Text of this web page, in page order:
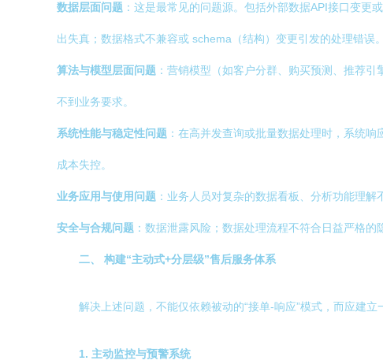
数据层面问题 ：这是最常见的问题源。包括外部数据API接口变
出失真；数据格式不兼容或 schema（结构）变更引发的处理错误。
算法与模型层面问题 ：营销模型（如客户分群、购买预测、推荐
不到业务要求。
系统性能与稳定性问题 ：在高并发查询或批量数据处理时，系统
成本失控。
业务应用与使用问题 ：业务人员对复杂的数据看板、分析功能理
安全与合规问题 ：数据泄露风险；数据处理流程不符合日益严格
二、 构建“主动式+分层级”售后服务体系
解决上述问题，不能仅依赖被动的“接单-响应”模式，而应建立
1. 主动监控与预警系统